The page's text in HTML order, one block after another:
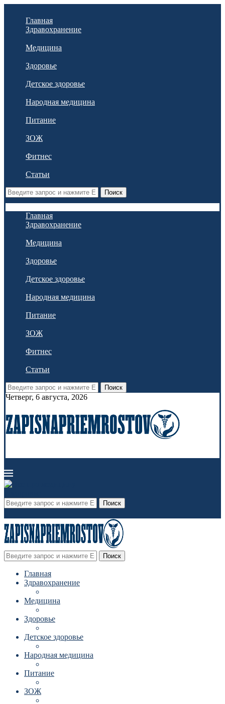
Главная
Здравохранение
Медицина
Здоровье
Детское здоровье
Народная медицина
Питание
ЗОЖ
Фитнес
Статьи
Поиск
Главная
Здравохранение
Медицина
Здоровье
Детское здоровье
Народная медицина
Питание
ЗОЖ
Фитнес
Статьи
Поиск
Четверг, 6 августа, 2026
Поиск
Поиск
Главная
Здравохранение
Медицина
Здоровье
Детское здоровье
Народная медицина
Питание
ЗОЖ